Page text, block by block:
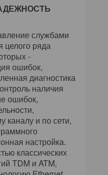
службами
целого ряда
-
ошибок,
диагностика
наличия
ошибок,
каналу и по сети,
настройка.
классических
TDM и ATM,